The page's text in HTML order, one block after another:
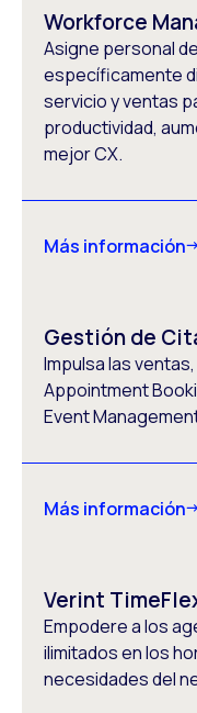
Workforce
Asigne personal
específicamente
servicio y ventas
productividad,
mejor CX.
Más información
Gestión de
Impulsa las
Appointment
Event
Más información
Verint
Empodere a los
ilimitados en los
necesidades del